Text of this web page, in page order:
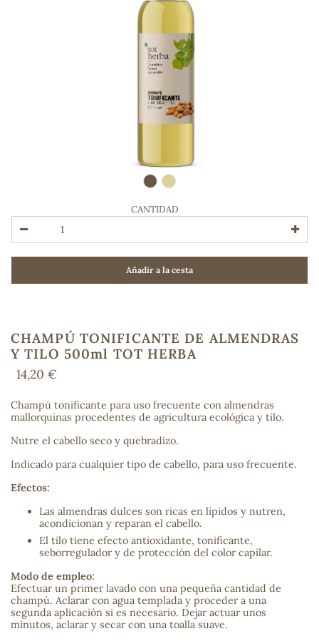
CANTIDAD
Añadir a la cesta
CHAMPÚ TONIFICANTE DE ALMENDRAS
Y TILO 500ml TOT HERBA
14,20 €
Champú tonificante para uso frecuente con almendras
mallorquinas procedentes de agricultura ecológica y tilo.
Nutre el cabello seco y quebradizo.
Indicado para cualquier tipo de cabello, para uso frecuente.
Efectos:
Las almendras dulces son ricas en lípidos y nutren,
acondicionan y reparan el cabello.
El tilo tiene efecto antioxidante, tonificante,
seborregulador y de protección del color capilar.
Modo de empleo:
Efectuar un primer lavado con una pequeña cantidad de
champú. Aclarar con agua templada y proceder a una
segunda aplicación si es necesario. Dejar actuar unos
minutos, aclarar y secar con una toalla suave.